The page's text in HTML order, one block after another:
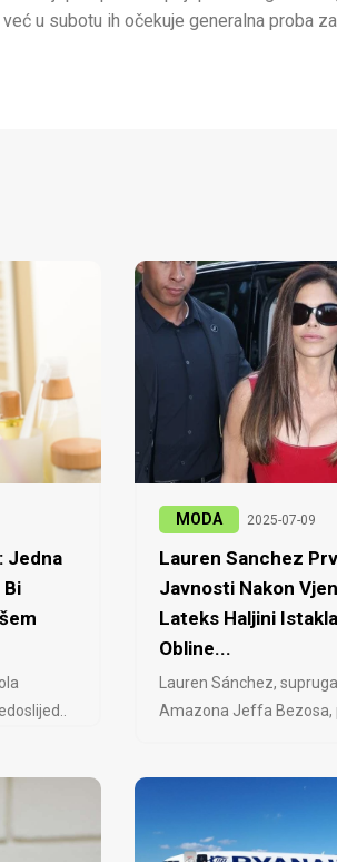
u subotu ih očekuje generalna proba
Jedna
Bi
MODA 2025-07-09
Lauren Sanchez
Javnosti Nakon
Lateks Haljini
Obline...
Lauren Sánchez,
Amazona Jeffa Bezosa,